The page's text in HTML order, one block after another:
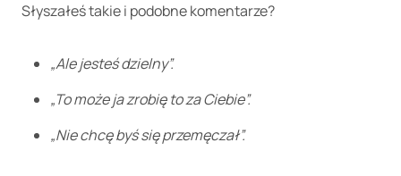
Słyszałeś takie i podobne komentarze?
„Ale jesteś dzielny”.
„To może ja zrobię to za Ciebie”.
„Nie chcę byś się przemęczał”.